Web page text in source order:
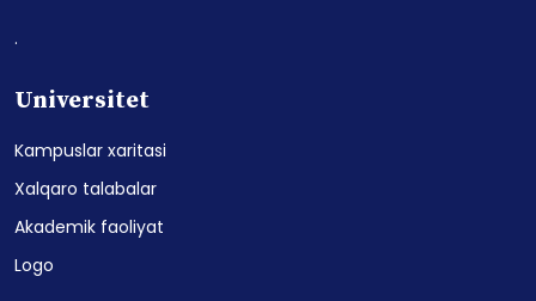
.
Universitet
Kampuslar xaritasi
Xalqaro talabalar
Akademik faoliyat
Logo